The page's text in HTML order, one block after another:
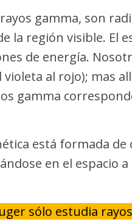
gamma, son
la región visible. El
de energía.
al rojo); mas
gamma
está formada de
en el espacio a
sólo estudia